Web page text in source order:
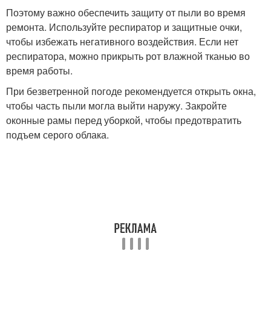
Поэтому важно обеспечить защиту от пыли во время
ремонта. Используйте респиратор и защитные очки,
чтобы избежать негативного воздействия. Если нет
респиратора, можно прикрыть рот влажной тканью во
время работы.
При безветренной погоде рекомендуется открыть окна,
чтобы часть пыли могла выйти наружу. Закройте
оконные рамы перед уборкой, чтобы предотвратить
подъем серого облака.